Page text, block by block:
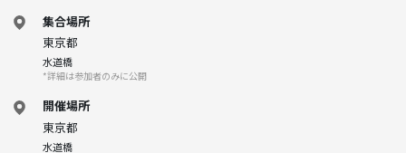
集合場所
東京都
水道橋
*詳細は参加者のみに公開
開催場所
東京都
水道橋